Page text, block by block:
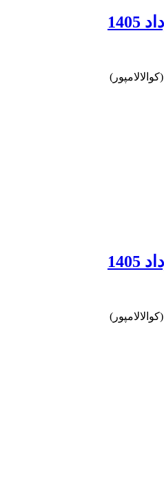
(کوالالامپور)
(کوالالامپور)